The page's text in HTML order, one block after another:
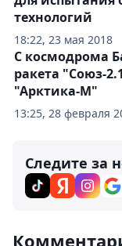
18:22, 23 мая 2018
технологий
13:25, 28 февраля
С космодрома
ракета "Союз-
"Арктика-М"
Следите за